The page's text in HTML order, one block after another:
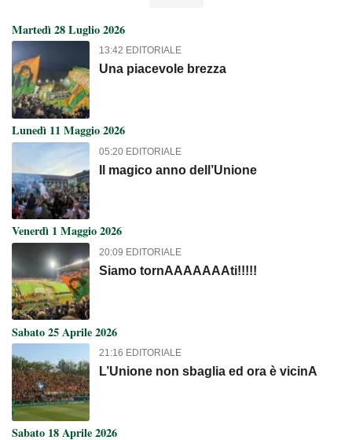
Martedì 28 Luglio 2026
13:42 EDITORIALE
Una piacevole brezza
Lunedì 11 Maggio 2026
05:20 EDITORIALE
Il magico anno dell’Unione
Venerdì 1 Maggio 2026
20:09 EDITORIALE
Siamo tornAAAAAAAti!!!!!
Sabato 25 Aprile 2026
21:16 EDITORIALE
L’Unione non sbaglia ed ora è vicinA
Sabato 18 Aprile 2026